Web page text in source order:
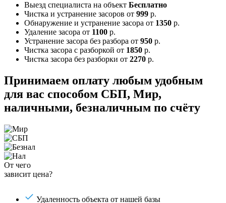
Выезд специалиста на объект Бесплатно
Чистка и устранение засоров от 999 р.
Обнаружение и устранение засора от 1350 р.
Удаление засора от 1100 р.
Устранение засора без разбора от 950 р.
Чистка засора с разборкой от 1850 р.
Чистка засора без разборки от 2270 р.
Принимаем оплату любым удобным
для вас способом СБП, Мир,
наличными, безналичным по счёту
От чего
зависит цена?
Удаленность объекта от нашей базы